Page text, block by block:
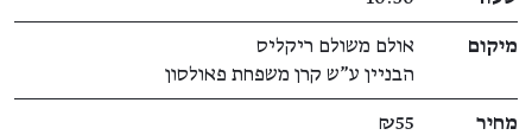
מיקום
אולם משולם ריקליס
הבניין ע"ש קרן משפחת פאולסון
מחיר ₪55